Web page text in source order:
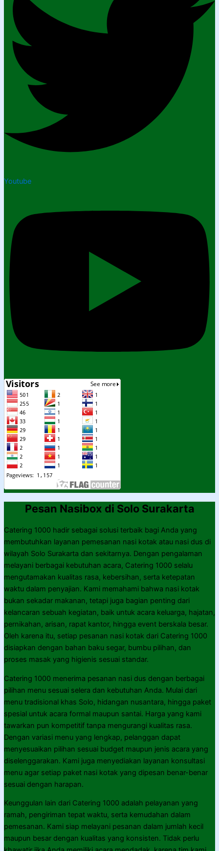
Youtube
Pesan Nasibox di Solo Surakarta
Catering 1000 hadir sebagai solusi terbaik bagi Anda yang
membutuhkan layanan pemesanan nasi kotak atau nasi dus di
wilayah Solo Surakarta dan sekitarnya. Dengan pengalaman
melayani berbagai kebutuhan acara, Catering 1000 selalu
mengutamakan kualitas rasa, kebersihan, serta ketepatan
waktu dalam penyajian. Kami memahami bahwa nasi kotak
bukan sekadar makanan, tetapi juga bagian penting dari
kelancaran sebuah kegiatan, baik untuk acara keluarga, hajatan,
pernikahan, arisan, rapat kantor, hingga event berskala besar.
Oleh karena itu, setiap pesanan nasi kotak dari Catering 1000
disiapkan dengan bahan baku segar, bumbu pilihan, dan
proses masak yang higienis sesuai standar.
Catering 1000 menerima pesanan nasi dus dengan berbagai
pilihan menu sesuai selera dan kebutuhan Anda. Mulai dari
menu tradisional khas Solo, hidangan nusantara, hingga paket
spesial untuk acara formal maupun santai. Harga yang kami
tawarkan pun kompetitif tanpa mengurangi kualitas rasa.
Dengan variasi menu yang lengkap, pelanggan dapat
menyesuaikan pilihan sesuai budget maupun jenis acara yang
diselenggarakan. Kami juga menyediakan layanan konsultasi
menu agar setiap paket nasi kotak yang dipesan benar-benar
sesuai dengan harapan.
Keunggulan lain dari Catering 1000 adalah pelayanan yang
ramah, pengiriman tepat waktu, serta kemudahan dalam
pemesanan. Kami siap melayani pesanan dalam jumlah kecil
maupun besar dengan kualitas yang konsisten. Tidak perlu